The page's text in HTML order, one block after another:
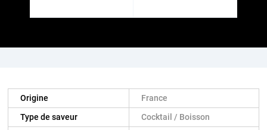
Origine
France
Type de saveur
Cocktail / Boisson